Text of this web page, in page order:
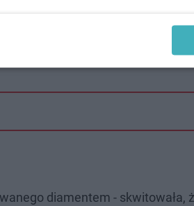
nie szczypie mnie
diamentem - skwitowała,